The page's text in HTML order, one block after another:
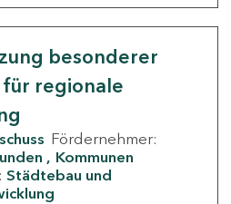
besonderer
regionale
Fördernehmer:
Kommunen
Städtebau und